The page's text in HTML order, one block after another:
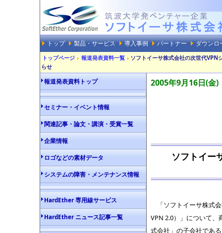
トップ 製品・サービス 導入事例 パートナー ダウンロ
トップページ 報道発表資料一覧
ソフトイーサ株式会社の次世代VPN
らせ
報道発表資料トップ
セミナー・イベント情報
関連記事・論文・講演・受賞一覧
企業情報
ロゴなどの素材データ
システムの障害・メンテナンス情報
HardEther 専用線サービス
HardEther ニュース記事一覧
2005年9月16日(金)
ソフトイー
「ソフトイーサ株式
VPN 2.0）」について
式会社」の子会社であ